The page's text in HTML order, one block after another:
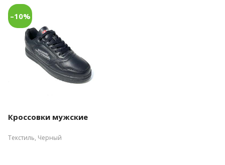
–10%
Кроссовки мужские
Текстиль, Черный